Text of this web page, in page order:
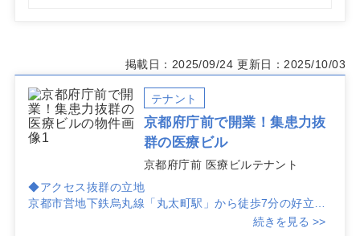
掲載日：2025/09/24 更新日：2025/10/03
テナント
京都府庁前で開業！集患力抜
群の医療ビル
京都府庁前 医療ビルテナント
◆アクセス抜群の立地
京都市営地下鉄烏丸線「丸太町駅」から徒歩7分の好立
地。患者様のアクセスが良く、集患力を高める要素が揃っ
続きを見る >>